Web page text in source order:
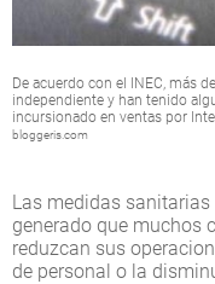
De acuerdo con el INEC, más
independiente y han tenido
incursionado en ventas por
bloggeris.com
Las medidas sanitarias
generado que muchos
reduzcan sus
de personal o la